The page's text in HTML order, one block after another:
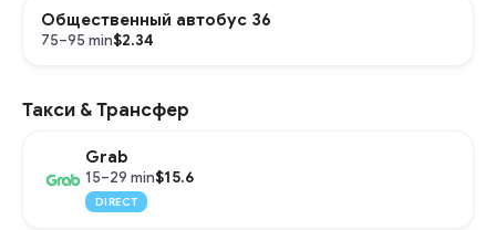
Общественный автобус 36
75–95 min$2.34
Такси & Трансфер
Grab
15–29 min$15.6
DIRECT